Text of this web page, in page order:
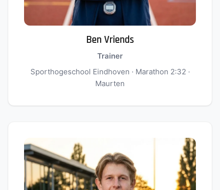
Ben Vriends
Trainer
Sporthogeschool Eindhoven · Marathon 2:32 ·
Maurten